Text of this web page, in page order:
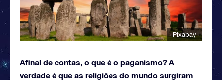
Pixabay
Afinal de contas, o que é o paganismo? A
verdade é que as religiões do mundo surgiram